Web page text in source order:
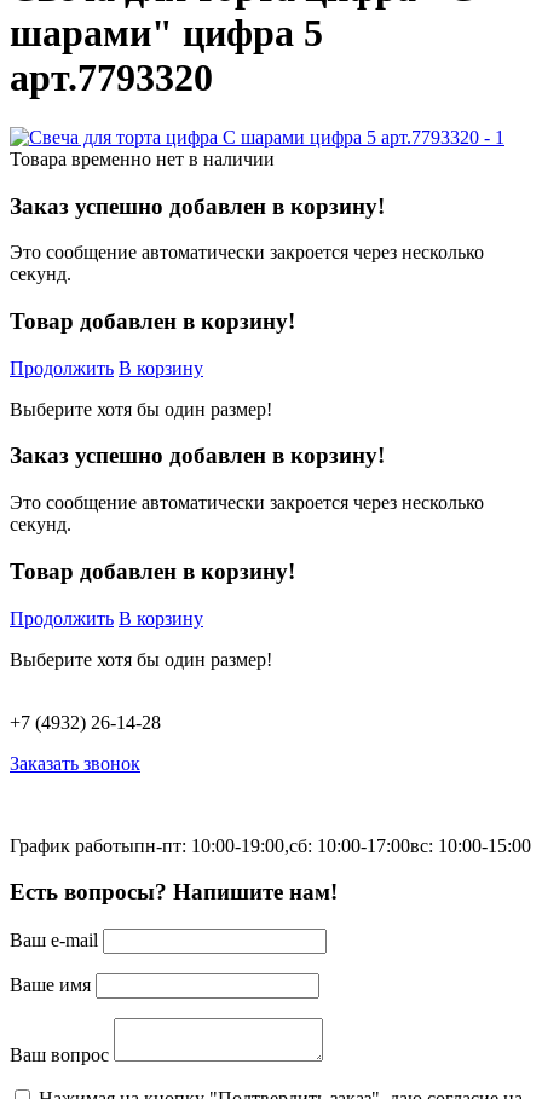
шарами" цифра 5
арт.7793320
Товара временно нет в наличии
Заказ успешно добавлен в корзину!
Это сообщение автоматически закроется через несколько
секунд.
Товар добавлен в корзину!
Продолжить В корзину
Выберите хотя бы один размер!
Заказ успешно добавлен в корзину!
Это сообщение автоматически закроется через несколько
секунд.
Товар добавлен в корзину!
Продолжить В корзину
Выберите хотя бы один размер!
+7 (4932) 26-14-28
Заказать звонок
График работыпн-пт: 10:00-19:00,сб: 10:00-17:00вс: 10:00-15:00
Есть вопросы? Напишите нам!
Ваш e-mail
Ваше имя
Ваш вопрос